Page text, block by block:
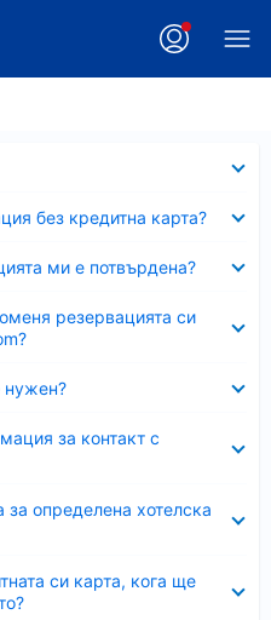
без кредитна карта?
ми е потвърдена?
резервацията си
нужен?
за контакт с
определена хотелска
си карта, кога ще